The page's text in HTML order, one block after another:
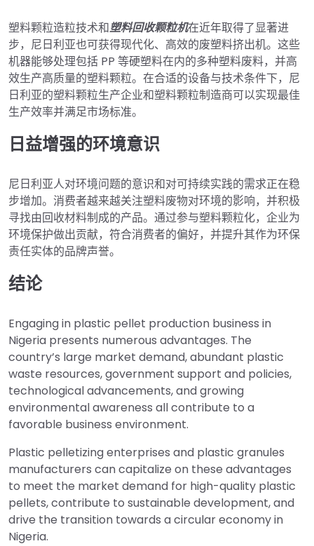
塑料颗粒造粒技术和塑料回收颗粒机在近年取得了显著进
步，尼日利亚也可获得现代化、高效的废塑料挤出机。这些
机器能够处理包括 PP 等硬塑料在内的多种塑料废料，并高
效生产高质量的塑料颗粒。在合适的设备与技术条件下，尼
日利亚的塑料颗粒生产企业和塑料颗粒制造商可以实现最佳
生产效率并满足市场标准。
日益增强的环境意识
尼日利亚人对环境问题的意识和对可持续实践的需求正在稳
步增加。消费者越来越关注塑料废物对环境的影响，并积极
寻找由回收材料制成的产品。通过参与塑料颗粒化，企业为
环境保护做出贡献，符合消费者的偏好，并提升其作为环保
责任实体的品牌声誉。
结论
Engaging in plastic pellet production business in
Nigeria presents numerous advantages. The
country’s large market demand, abundant plastic
waste resources, government support and policies,
technological advancements, and growing
environmental awareness all contribute to a
favorable business environment.
Plastic pelletizing enterprises and plastic granules
manufacturers can capitalize on these advantages
to meet the market demand for high-quality plastic
pellets, contribute to sustainable development, and
drive the transition towards a circular economy in
Nigeria.